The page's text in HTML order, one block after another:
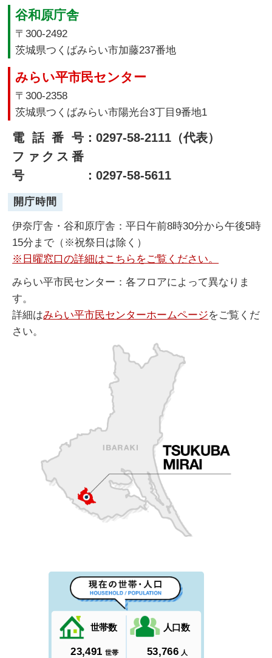
谷和原庁舎
〒300-2492
茨城県つくばみらい市加藤237番地
みらい平市民センター
〒300-2358
茨城県つくばみらい市陽光台3丁目9番地1
電話番号：0297-58-2111（代表）
ファクス番
号
：0297-58-5611
開庁時間
伊奈庁舎・谷和原庁舎：平日午前8時30分から午後5時
15分まで（※祝祭日は除く）
※日曜窓口の詳細はこちらをご覧ください。
みらい平市民センター：各フロアによって異なりま
す。
詳細はみらい平市民センターホームページをご覧くだ
さい。